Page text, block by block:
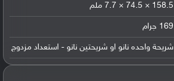
158.5 × 74.5 × 7.7 ملم
169 جرام
شريحة واحده نانو او شريحتين نانو - استعداد مزدوج